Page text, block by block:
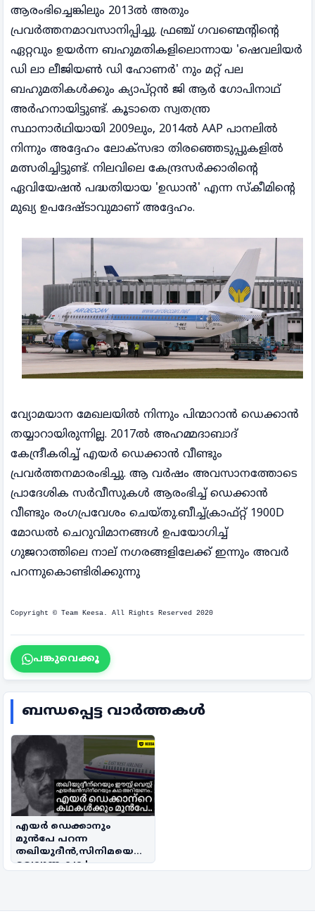
ആരംഭിച്ചെങ്കിലും 2013ൽ അതും
പ്രവർത്തനമാവസാനിപ്പിച്ചു. ഫ്രഞ്ച് ഗവണ്മെന്റിന്റെ
ഏറ്റവും ഉയർന്ന ബഹുമതികളിലൊന്നായ 'ഷെവലിയർ
ഡി ലാ ലീജിയൺ ഡി ഹോണർ' നും മറ്റ് പല
ബഹുമതികൾക്കും ക്യാപ്റ്റൻ ജി ആർ ഗോപിനാഥ്
അർഹനായിട്ടുണ്ട്. കൂടാതെ സ്വതന്ത്ര
സ്ഥാനാർഥിയായി 2009ലും, 2014ൽ AAP പാനലിൽ
നിന്നും അദ്ദേഹം ലോക്സഭാ തിരഞ്ഞെടുപ്പുകളിൽ
മത്സരിച്ചിട്ടുണ്ട്. നിലവിലെ കേന്ദ്രസർക്കാരിന്റെ
ഏവിയേഷൻ പദ്ധതിയായ 'ഉഡാൻ' എന്ന സ്കീമിന്റെ
മുഖ്യ ഉപദേഷ്ടാവുമാണ് അദ്ദേഹം.
വ്യോമയാന മേഖലയിൽ നിന്നും പിന്മാറാൻ ഡെക്കാൻ
തയ്യാറായിരുന്നില്ല. 2017ൽ അഹമ്മദാബാദ്
കേന്ദ്രീകരിച്ച് എയർ ഡെക്കാൻ വീണ്ടും
പ്രവർത്തനമാരംഭിച്ചു. ആ വർഷം അവസാനത്തോടെ
പ്രാദേശിക സർവീസുകൾ ആരംഭിച്ച് ഡെക്കാൻ
വീണ്ടും രംഗപ്രവേശം ചെയ്തു.ബീച്ച്ക്രാഫ്റ്റ് 1900D
മോഡൽ ചെറുവിമാനങ്ങൾ ഉപയോഗിച്ച്
ഗുജറാത്തിലെ നാല് നഗരങ്ങളിലേക്ക് ഇന്നും അവർ
പറന്നുകൊണ്ടിരിക്കുന്നു
Copyright © Team Keesa. All Rights Reserved 2020
പങ്കുവെക്കൂ
ബന്ധപ്പെട്ട വാർത്തകൾ
എയർ ഡെക്കാനും
മുൻപേ പറന്ന
തഖിയുദീൻ,സിനിമയെ
വെല്ലുന്ന കഥ !